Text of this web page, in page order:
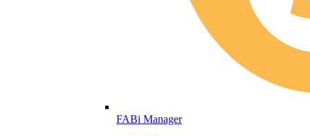
FABi Manager